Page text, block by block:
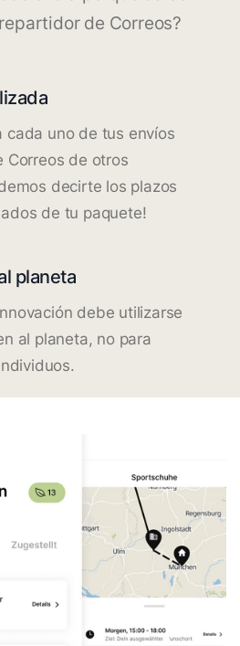
de Correos?
cada uno de tus envíos
Correos de otros
decirte los plazos
de tu paquete!
planeta
debe utilizarse
al planeta, no para